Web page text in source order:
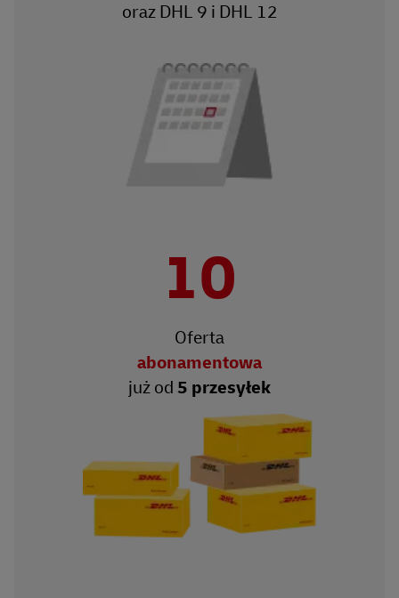
oraz DHL 9 i DHL 12
10
Oferta
abonamentowa
już od 5 przesyłek